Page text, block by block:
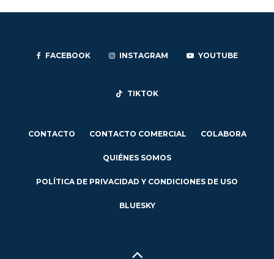
FACEBOOK INSTAGRAM YOUTUBE
TIKTOK
CONTACTO CONTACTO COMERCIAL COLABORA
QUIÉNES SOMOS
POLÍTICA DE PRIVACIDAD Y CONDICIONES DE USO
BLUESKY